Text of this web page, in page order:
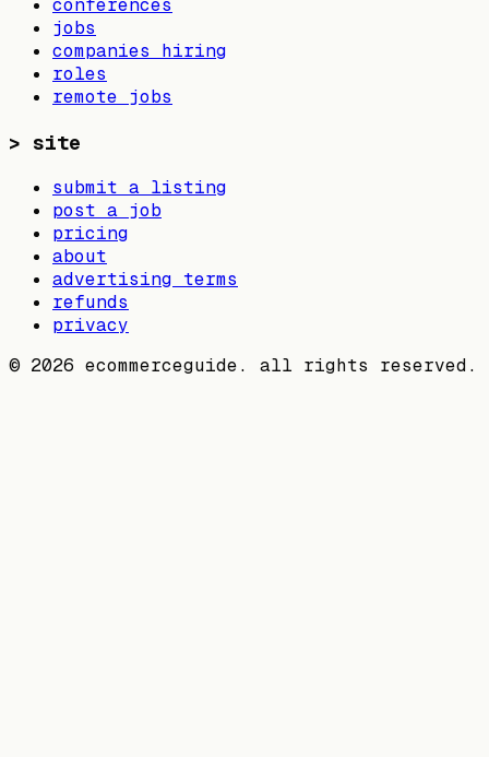
conferences
jobs
companies hiring
roles
remote jobs
> site
submit a listing
post a job
pricing
about
advertising terms
refunds
privacy
© 2026 ecommerceguide. all rights reserved.